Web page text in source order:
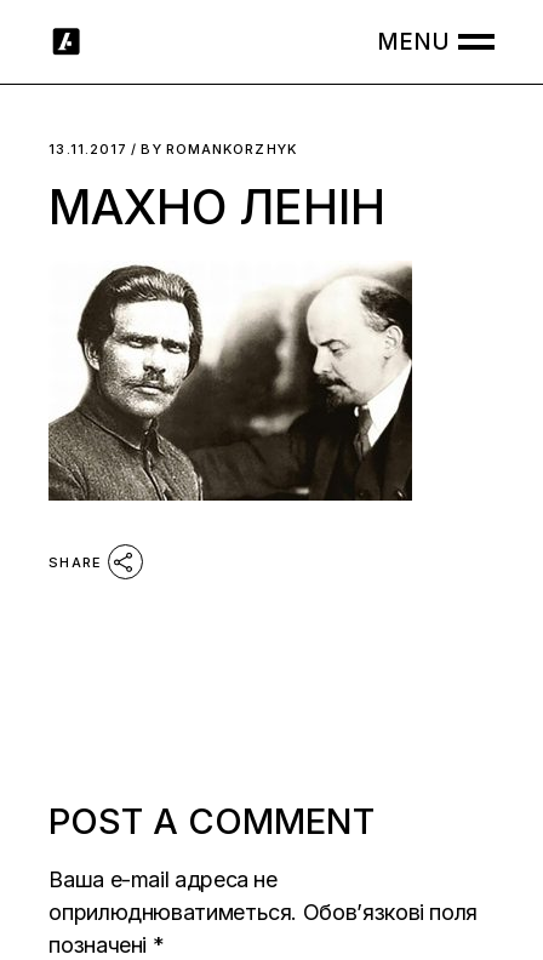
13.11.2017 BY ROMANKORZHYK
МАХНО ЛЕНІН
SHARE
POST A COMMENT
Ваша e-mail адреса не
оприлюднюватиметься. Обов’язкові поля
позначені *